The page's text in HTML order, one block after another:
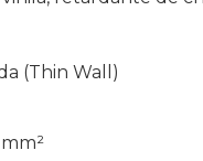
(Thin Wall)